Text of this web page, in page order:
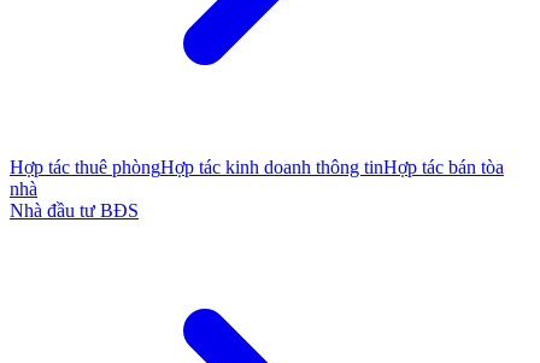
Hợp tác thuê phòngHợp tác kinh doanh thông tinHợp tác bán tòa
nhà
Nhà đầu tư BĐS